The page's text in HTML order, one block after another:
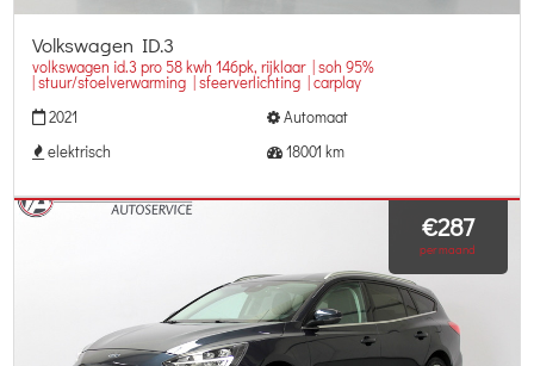
Volkswagen ID.3
volkswagen id.3 pro 58 kwh 146pk, rijklaar | soh 95%
| stuur/stoelverwarming | sfeerverlichting | carplay
2021
Automaat
elektrisch
18001 km
€287
per maand